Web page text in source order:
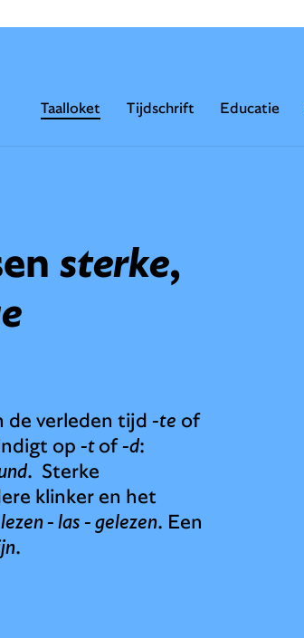
Taalloket Tijdschrift Educatie
sterke,
de verleden tijd -te of
op -tof-d:
. Sterke
klinker en het
lezen - las - gelezen. Een
.